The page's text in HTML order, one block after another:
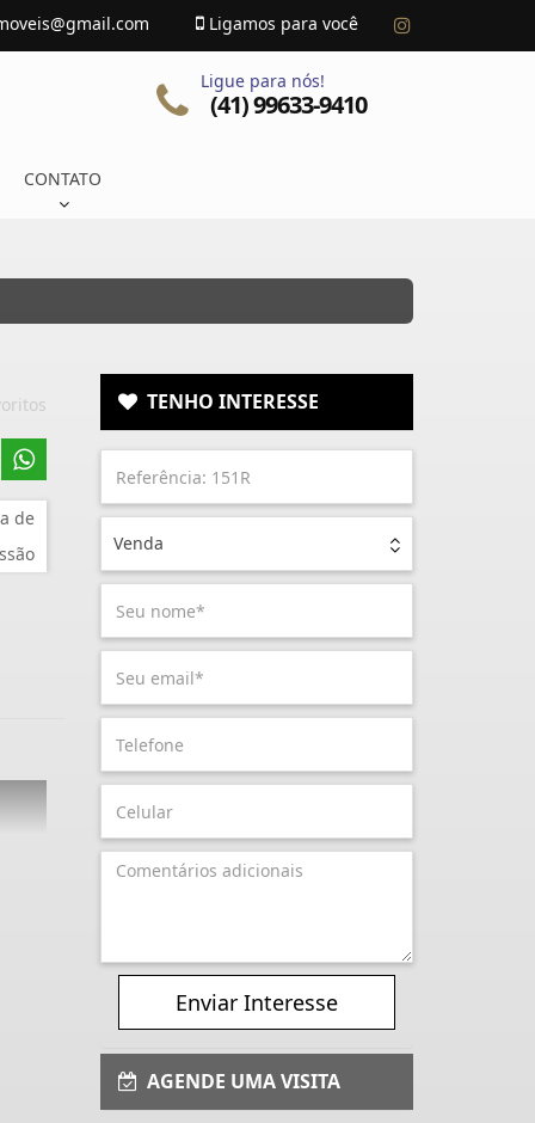
Ligamos para você
CONTATO
Ligue para nós!
(41) 99633-9410
de
TENHO INTERESSE
Venda
Enviar Interesse
AGENDE UMA VISITA